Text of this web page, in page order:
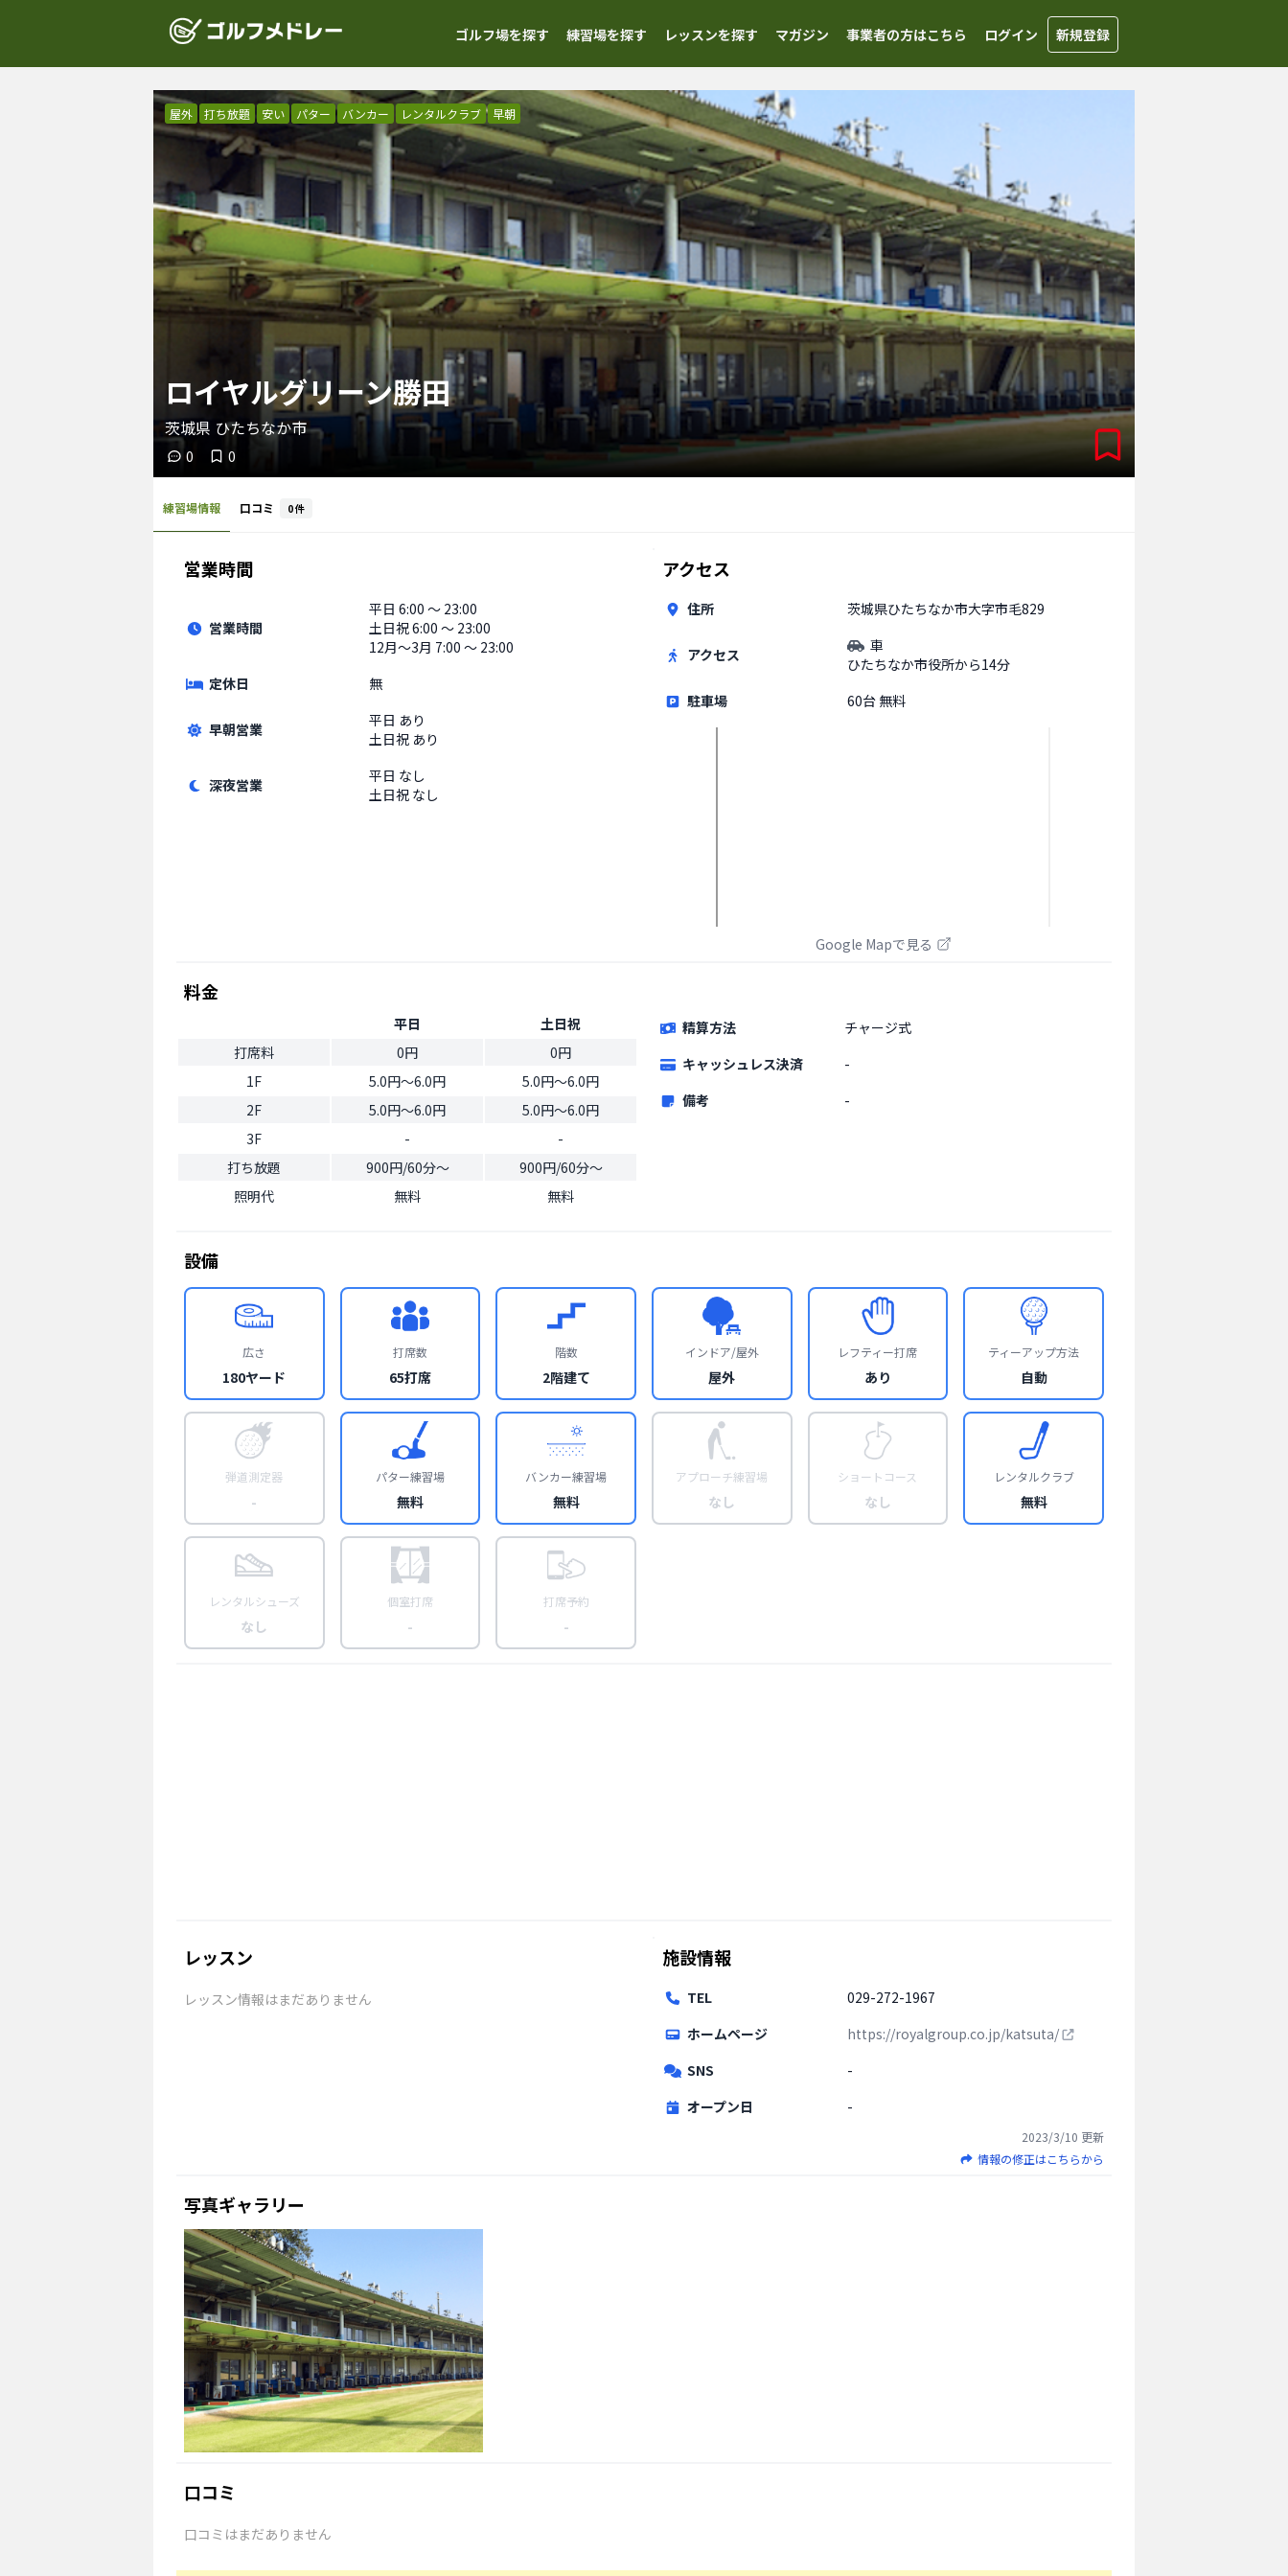
ゴルフ場を探す 練習場を探す レッスンを探す マガジン 事業者の方はこちら ログイン 新規登録
屋外 打ち放題 安い パター バンカー レンタルクラブ 早朝
ロイヤルグリーン勝田
茨城県 ひたちなか市
0 0
練習場情報 口コミ 0件
営業時間
営業時間
平日 6:00 〜 23:00
土日祝6:00 〜 23:00
12月〜3月 7:00 〜 23:00
定休日
無
早朝営業 平日 あり
土日祝 あり
深夜営業 平日 なし
土日祝 なし
アクセス
住所 茨城県ひたちなか市大字市毛829
アクセス
車
ひたちなか市役所から14分
駐車場
60台 無料
Google Mapで見る
料金
平日
土日祝
打席料
0円
0円
1F
5.0円〜6.0円
5.0円〜6.0円
2F
5.0円〜6.0円
5.0円〜6.0円
3F
-
-
打ち放題
900円/60分〜
900円/60分〜
照明代
無料 無料
精算方法
チャージ式
キャッシュレス決済
-
備考
-
設備
広さ
180ヤード
打席数
65打席
階数
2階建て
インドア/屋外
屋外
レフティー打席
あり
ティーアップ方法
自動
弾道測定器
-
パター練習場
無料
バンカー練習場
無料
アプローチ練習場
なし
ショートコース
なし
レンタルクラブ
無料
レンタルシューズ
なし
個室打席
-
打席予約
-
レッスン
レッスン情報はまだありません
施設情報
TEL
029-272-1967
ホームページ
https://royalgroup.co.jp/katsuta/
SNS
-
オープン日
-
2023/3/10 更新
情報の修正はこちらから
写真ギャラリー
口コミ
口コミはまだありません